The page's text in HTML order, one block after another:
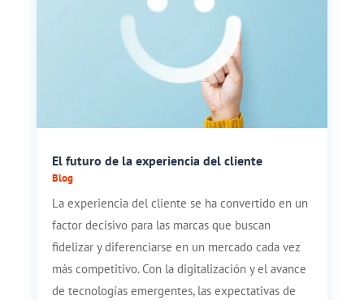
El futuro de la experiencia del cliente
Blog
La experiencia del cliente se ha convertido en un
factor decisivo para las marcas que buscan
fidelizar y diferenciarse en un mercado cada vez
más competitivo. Con la digitalización y el avance
de tecnologías emergentes, las expectativas de